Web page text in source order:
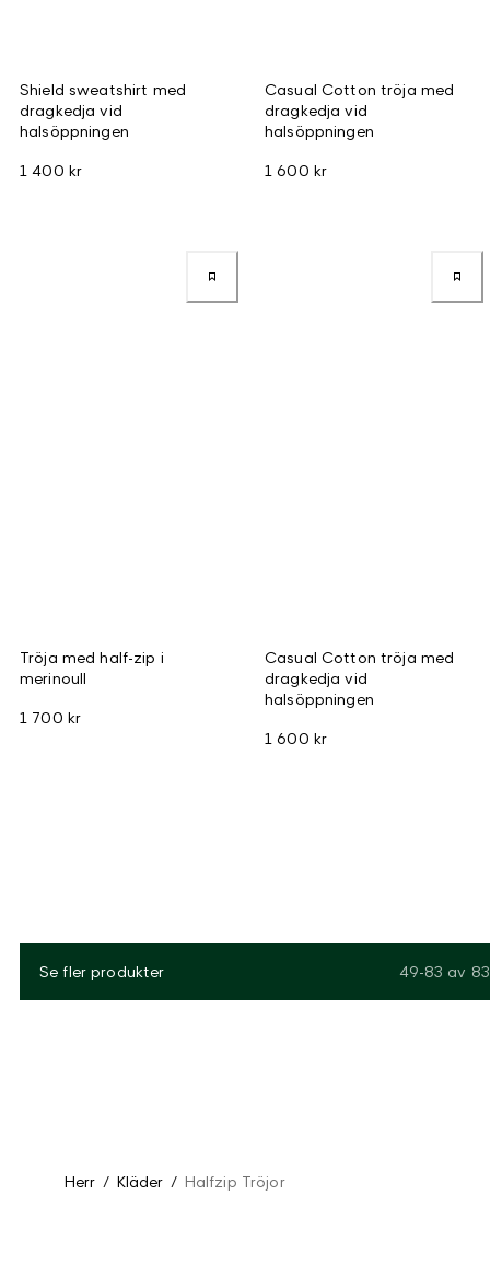
Shield sweatshirt med
dragkedja vid
halsöppningen
1 400 kr
Casual Cotton tröja med
dragkedja vid
halsöppningen
1 600 kr
Tröja med half-zip i
merinoull
1 700 kr
Casual Cotton tröja med
dragkedja vid
halsöppningen
1 600 kr
Se fler produkter 49-83 av 83
Herr / Kläder / Halfzip Tröjor